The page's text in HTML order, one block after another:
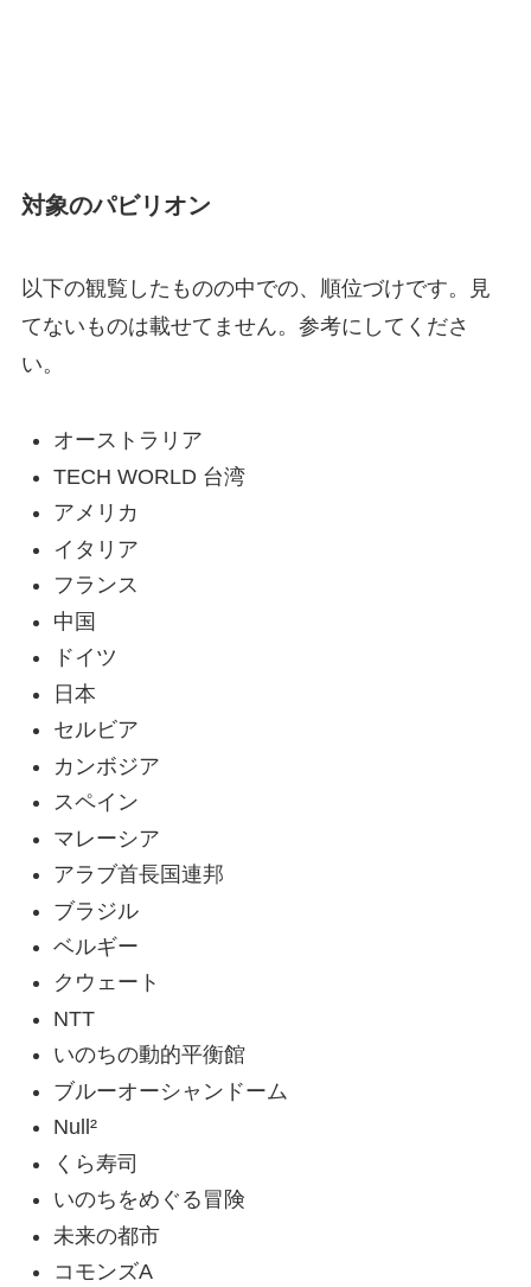
対象のパビリオン
以下の観覧したものの中での、順位づけです。見
てないものは載せてません。参考にしてくださ
い。
オーストラリア
TECH WORLD 台湾
アメリカ
イタリア
フランス
中国
ドイツ
日本
セルビア
カンボジア
スペイン
マレーシア
アラブ首長国連邦
ブラジル
ベルギー
クウェート
NTT
いのちの動的平衡館
ブルーオーシャンドーム
Null²
くら寿司
いのちをめぐる冒険
未来の都市
コモンズA